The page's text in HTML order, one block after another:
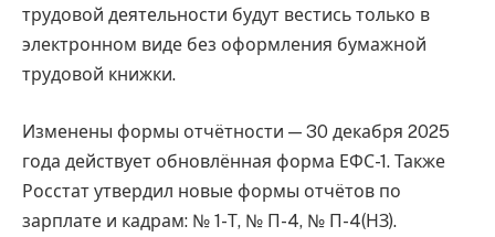
трудовой деятельности будут вестись только в
электронном виде без оформления бумажной
трудовой книжки.
Изменены формы отчётности — 30 декабря 2025
года действует обновлённая форма ЕФС-1. Также
Росстат утвердил новые формы отчётов по
зарплате и кадрам: № 1-Т, № П-4, № П-4(НЗ).